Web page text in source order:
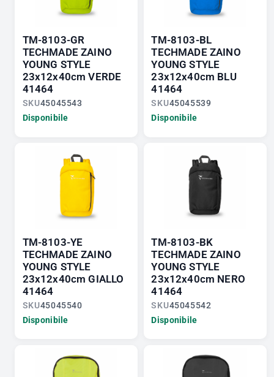
TM-8103-GR
TECHMADE ZAINO
YOUNG STYLE
23x12x40cm VERDE
41464
SKU45045543
Disponibile
TM-8103-BL
TECHMADE ZAINO
YOUNG STYLE
23x12x40cm BLU
41464
SKU45045539
Disponibile
TM-8103-YE
TECHMADE ZAINO
YOUNG STYLE
23x12x40cm GIALLO
41464
SKU45045540
Disponibile
TM-8103-BK
TECHMADE ZAINO
YOUNG STYLE
23x12x40cm NERO
41464
SKU45045542
Disponibile